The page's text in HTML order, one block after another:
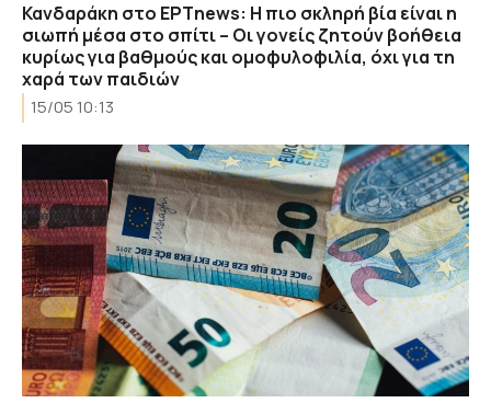
Κανδαράκη στο ΕΡΤnews: Η πιο σκληρή βία είναι η
σιωπή μέσα στο σπίτι – Οι γονείς ζητούν βοήθεια
κυρίως για βαθμούς και ομοφυλοφιλία, όχι για τη
χαρά των παιδιών
15/05 10:13